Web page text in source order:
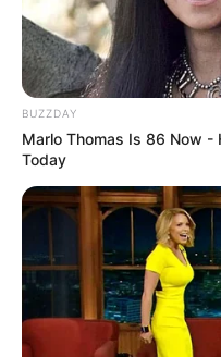
BUZZDAY
Marlo Thomas Is 86 Now -
Today